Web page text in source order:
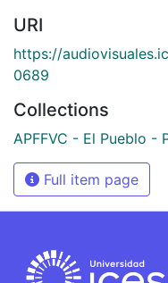
URI
https://
0689
Collections
APFFVC - El Pueblo -
Full item page